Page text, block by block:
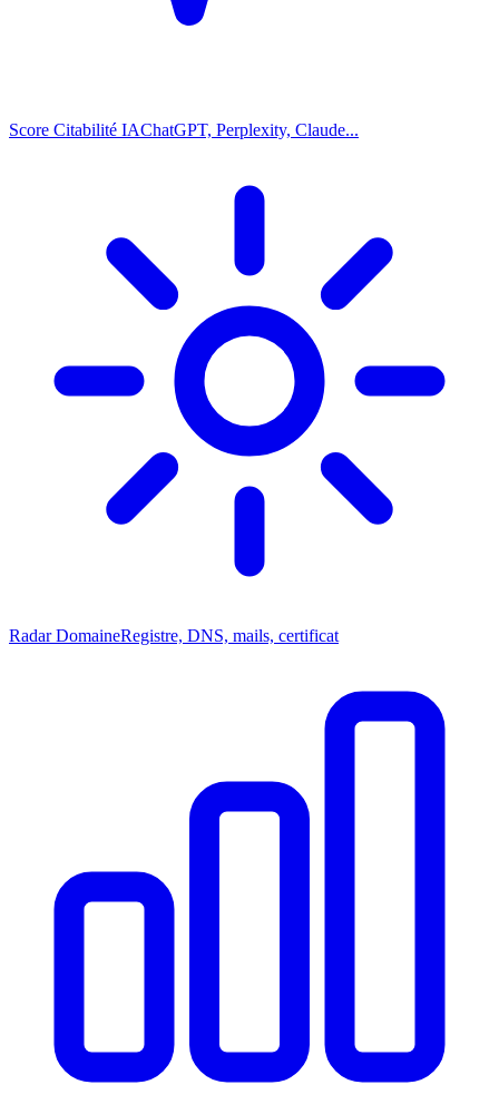
Score Citabilité IAChatGPT, Perplexity, Claude...
Radar DomaineRegistre, DNS, mails, certificat